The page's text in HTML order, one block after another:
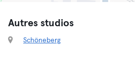
Autres studios
Schöneberg